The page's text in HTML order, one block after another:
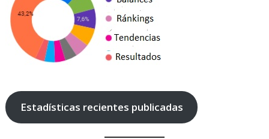
Estadísticas recientes publicadas